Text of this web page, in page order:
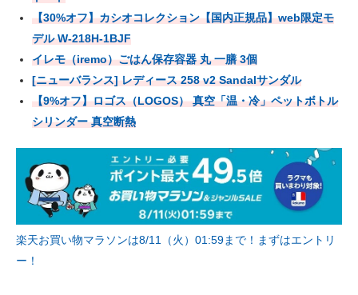
【30%オフ】カシオコレクション【国内正規品】web限定モ
デル W-218H-1BJF
イレモ（iremo）ごはん保存容器 丸 一膳 3個
[ニューバランス] レディース 258 v2 Sandalサンダル
【9%オフ】ロゴス（LOGOS） 真空「温・冷」ペットボトル
シリンダー 真空断熱
楽天お買い物マラソンは8/11（火）01:59まで！まずはエントリ
ー！